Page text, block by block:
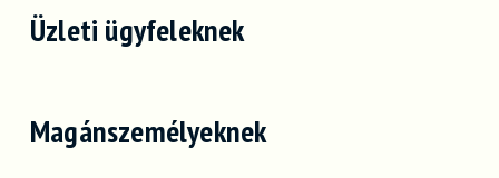
Üzleti ügyfeleknek
Magánszemélyeknek